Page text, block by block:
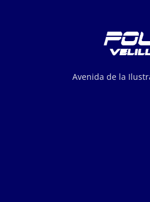
Avenida de la